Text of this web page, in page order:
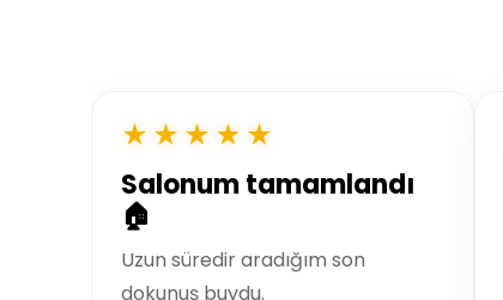
★★★★★
Salonum tamamlandı
🏠
Uzun süredir aradığım son
dokunuş buydu.